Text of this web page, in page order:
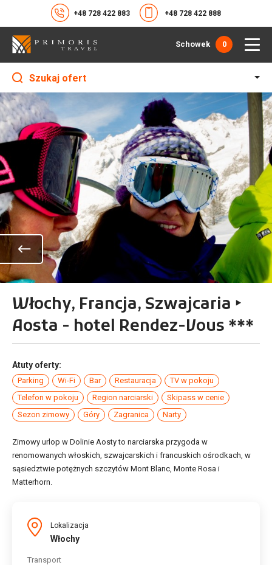
+48 728 422 883 +48 728 422 888
Schowek 0
Szukaj ofert
Włochy, Francja, Szwajcaria ‣
Aosta - hotel Rendez-Vous ***
Atuty oferty:
Parking Wi-Fi Bar Restauracja
TV w pokoju
Telefon w pokoju
Region narciarski
Skipass w cenie
Sezon zimowy
Góry Zagranica Narty
Zimowy urlop w Dolinie Aosty to narciarska przygoda w
renomowanych włoskich, szwajcarskich i francuskich ośrodkach, w
sąsiedztwie potężnych szczytów Mont Blanc, Monte Rosa i
Matterhorn.
Lokalizacja
Włochy
Transport